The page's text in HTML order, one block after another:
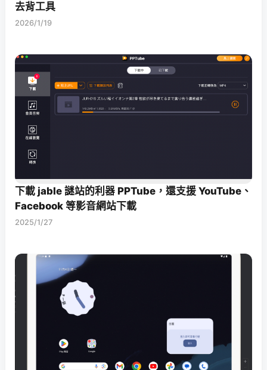
去背工具
2026/1/19
下載 jable 謎站的利器 PPTube，還支援 YouTube、
Facebook 等影音網站下載
2025/1/27